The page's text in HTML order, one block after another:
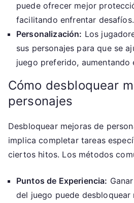
puede ofrecer mejor
facilitando enfrentar desafíos.
Personalización: Los
sus personajes para que se
juego preferido, aumentando
Cómo desbloquear
personajes
Desbloquear mejoras de
implica completar tareas
ciertos hitos. Los métodos
Puntos de Experiencia:
del juego puede desbloquear